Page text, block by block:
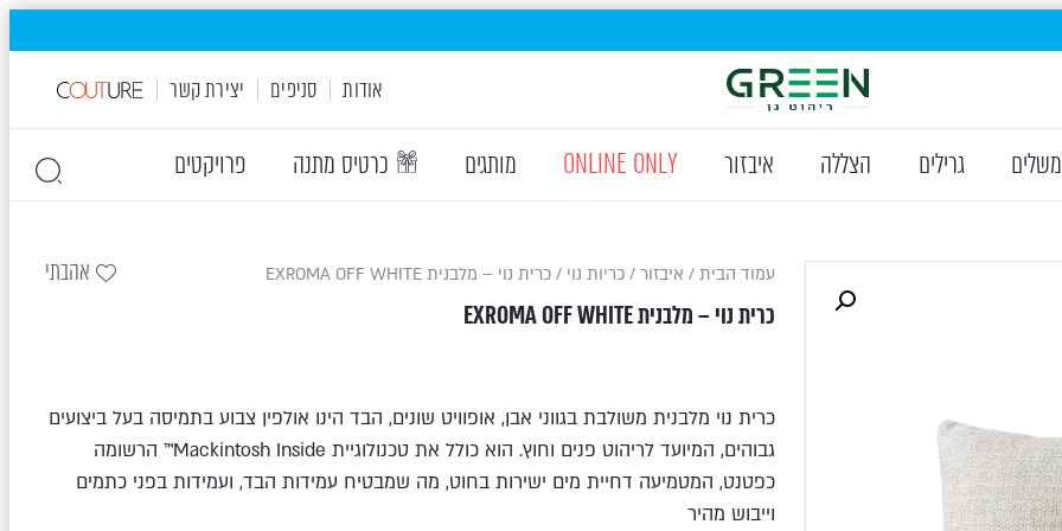
אודות סניפים יצירת קשר
גרילים הצללה איבזור ONLINE ONLY מותגים כרטיס מתנה פרויקטים
עמוד הבית / איבזור /כריות נוי / כרית נוי – מלבנית EXROMA OFF WHITE
אהבתי
כרית נוי – מלבנית EXROMA OFF WHITE
כרית נוי מלבנית משולבת בגווני אבן, אופוויט שונים, הבד הינו אולפין צבוע בתמיסה בעל ביצועים
גבוהים, המיועד לריהוט פנים וחוץ. הוא כולל את טכנולוגיית Mackintosh Inside™ הרשומה
כפטנט, המטמיעה דחיית מים ישירות בחוט, מה שמבטיח עמידות הבד, ועמידות בפני כתמים
וייבוש מהיר